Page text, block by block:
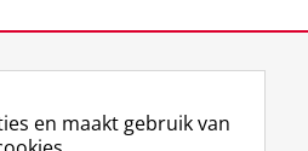
aan
en maakt gebruik van